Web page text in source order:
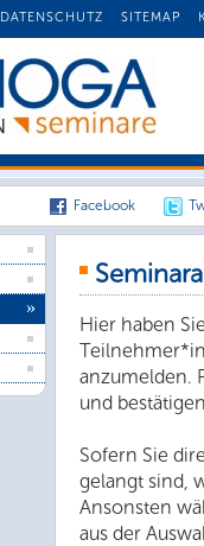
DATENSCHUTZ SITEMAP
Facebook
Hier haben
anzumelden.
und
Sofern Sie
gelangt sind,
Ansonsten
aus der